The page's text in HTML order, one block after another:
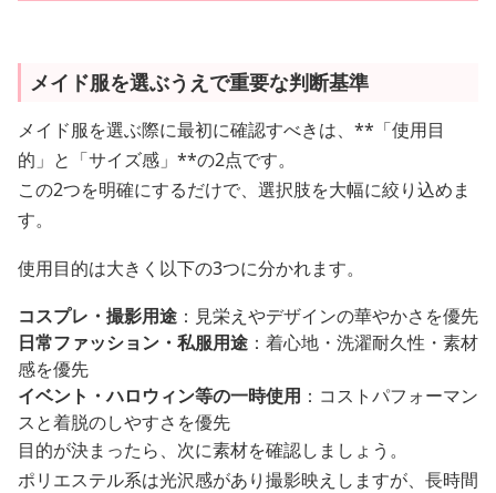
メイド服を選ぶうえで重要な判断基準
メイド服を選ぶ際に最初に確認すべきは、**「使用目
的」と「サイズ感」**の2点です。
この2つを明確にするだけで、選択肢を大幅に絞り込めま
す。
使用目的は大きく以下の3つに分かれます。
コスプレ・撮影用途 ：見栄えやデザインの華やかさを優先
日常ファッション・私服用途 ：着心地・洗濯耐久性・素材
感を優先
イベント・ハロウィン等の一時使用 ：コストパフォーマン
スと着脱のしやすさを優先
目的が決まったら、次に素材を確認しましょう。
ポリエステル系は光沢感があり撮影映えしますが、長時間